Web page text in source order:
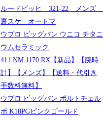
ルードビッヒ 321-22 メンズ
裏スケ オートマ
ウブロ ビッグバン ウニコ チタニ
ウムセラミック
411.NM.1170.RX【新品】【腕時
計】【メンズ】【送料・代引き
手数料無料】
ウブロ ビッグバン ポルトチェル
ボ K18PGピンクゴールド